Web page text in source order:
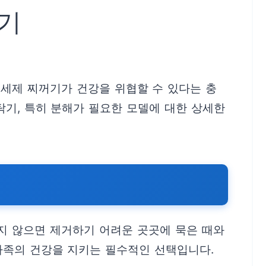
제 찌꺼기가 건강을 위협할 수 있다는 충
, 특히 분해가 필요한 모델에 대한 상세한
않으면 제거하기 어려운 곳곳에 묵은 때와
의 건강을 지키는 필수적인 선택입니다.